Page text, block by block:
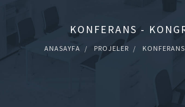
KONFERANS -
ANASAYFA PROJELER